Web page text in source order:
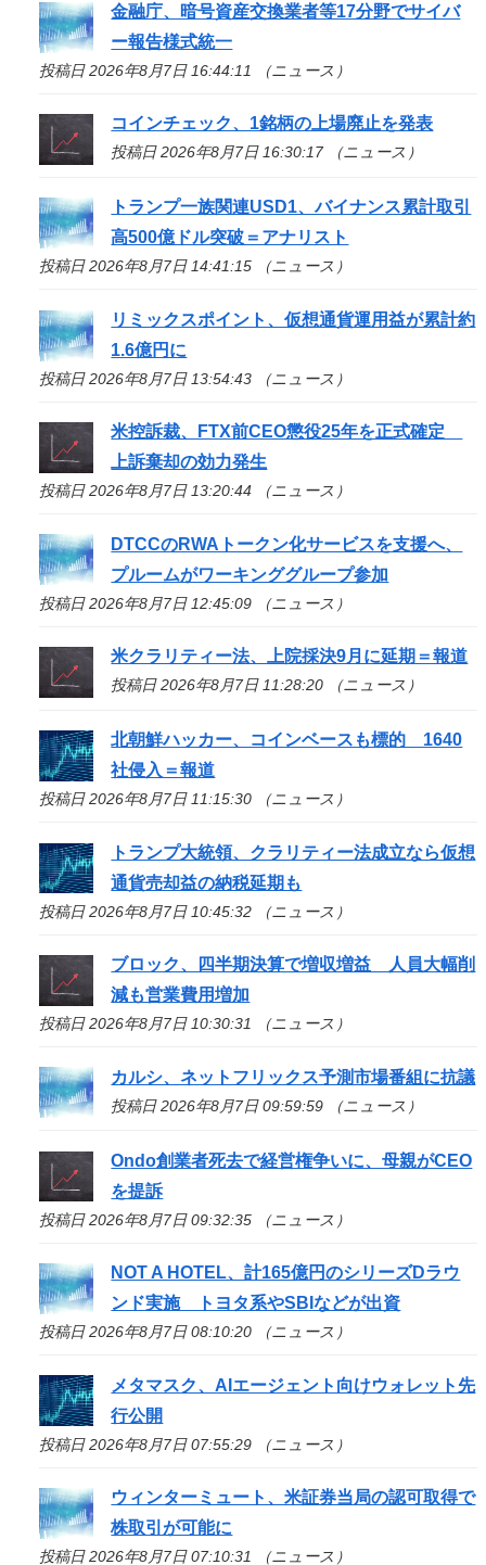
金融庁、暗号資産交換業者等17分野でサイバ
ー報告様式統一
投稿日 2026年8月7日 16:44:11 （ニュース）
コインチェック、1銘柄の上場廃止を発表
投稿日 2026年8月7日 16:30:17 （ニュース）
トランプ一族関連USD1、バイナンス累計取引
高500億ドル突破＝アナリスト
投稿日 2026年8月7日 14:41:15 （ニュース）
リミックスポイント、仮想通貨運用益が累計約
1.6億円に
投稿日 2026年8月7日 13:54:43 （ニュース）
米控訴裁、FTX前CEO懲役25年を正式確定
上訴棄却の効力発生
投稿日 2026年8月7日 13:20:44 （ニュース）
DTCCのRWAトークン化サービスを支援へ、
プルームがワーキンググループ参加
投稿日 2026年8月7日 12:45:09 （ニュース）
米クラリティー法、上院採決9月に延期＝報道
投稿日 2026年8月7日 11:28:20 （ニュース）
北朝鮮ハッカー、コインベースも標的 1640
社侵入＝報道
投稿日 2026年8月7日 11:15:30 （ニュース）
トランプ大統領、クラリティー法成立なら仮想
通貨売却益の納税延期も
投稿日 2026年8月7日 10:45:32 （ニュース）
ブロック、四半期決算で増収増益 人員大幅削
減も営業費用増加
投稿日 2026年8月7日 10:30:31 （ニュース）
カルシ、ネットフリックス予測市場番組に抗議
投稿日 2026年8月7日 09:59:59 （ニュース）
Ondo創業者死去で経営権争いに、母親がCEO
を提訴
投稿日 2026年8月7日 09:32:35 （ニュース）
NOT A HOTEL、計165億円のシリーズDラウ
ンド実施 トヨタ系やSBIなどが出資
投稿日 2026年8月7日 08:10:20 （ニュース）
メタマスク、AIエージェント向けウォレット先
行公開
投稿日 2026年8月7日 07:55:29 （ニュース）
ウィンターミュート、米証券当局の認可取得で
株取引が可能に
投稿日 2026年8月7日 07:10:31 （ニュース）